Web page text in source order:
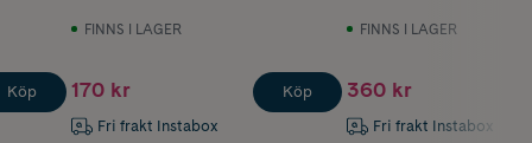
Köp
FINNS I LAGER
170 kr
Fri frakt Instabox
Köp
FINNS I LAGER
360 kr
Fri frakt Instabox